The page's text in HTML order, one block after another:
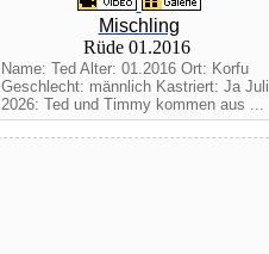
Mischling
Rüde 01.2016
Name: Ted Alter: 01.2016 Ort: Korfu
Geschlecht: männlich Kastriert: Ja Juli
2026: Ted und Timmy kommen aus ...